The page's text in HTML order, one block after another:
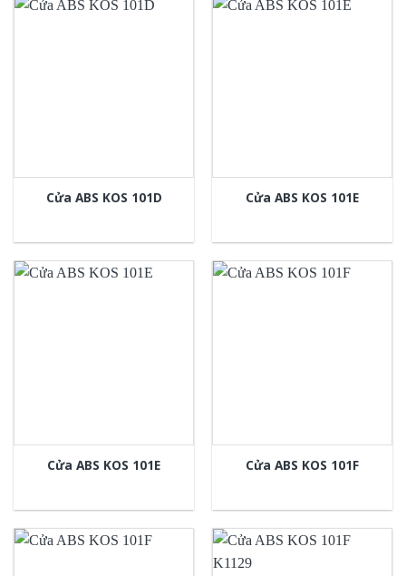
Cửa ABS KOS 101D Cửa ABS KOS 101E
Cửa ABS KOS 101E Cửa ABS KOS 101F